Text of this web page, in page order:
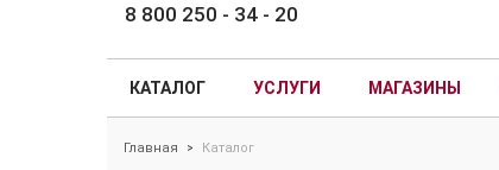
8 800 250 - 34 - 20
КАТАЛОГ УСЛУГИ МАГАЗИНЫ
Главная > Каталог